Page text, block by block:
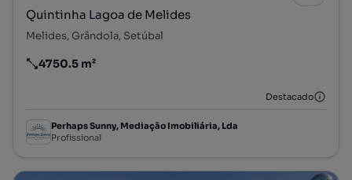
Quintinha Lagoa de Melides
Melides, Grândola, Setúbal
Preço por metro quadrado
4750.5 m²
Destacado
Perhaps Sunny, Mediação Imobiliária, Lda
Profissional